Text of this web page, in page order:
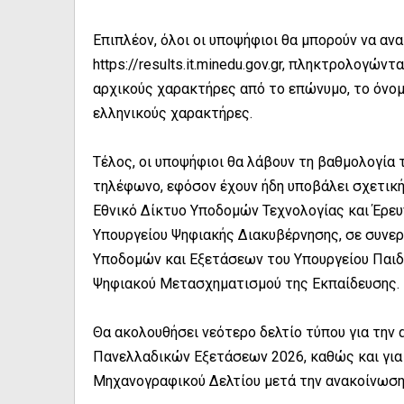
Επιπλέον, όλοι οι υποψήφιοι θα μπορούν να
https://results.it.minedu.gov.gr,
αρχικούς χαρακτήρες από το επώνυμο, το
ελληνικούς χαρακτήρες.
Τέλος, οι υποψήφιοι θα λάβουν τη
τηλέφωνο, εφόσον έχουν ήδη υποβάλει
Εθνικό Δίκτυο Υποδομών Τεχνολογίας και
Υπουργείου Ψηφιακής Διακυβέρνησης, σε
Υποδομών και Εξετάσεων του Υπουργείου
Ψηφιακού Μετασχηματισμού της Εκπαίδευσης.
Θα ακολουθήσει νεότερο δελτίο τύπου για
Πανελλαδικών Εξετάσεων 2026, καθώς και
Μηχανογραφικού Δελτίου μετά την